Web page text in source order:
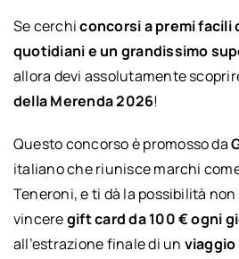
Se cerchiconcorsi a premi facili
quotidiani e un grandissimo
allora devi assolutamente
della Merenda 2026!
Questo concorso è promosso da
italiano che riunisce marchi
Teneroni, e ti dà la possibilità
vinceregift card da 100 € ogni
all’estrazione finale di un viaggio